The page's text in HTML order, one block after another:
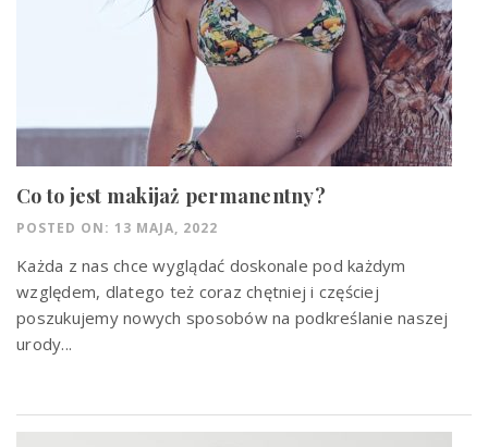
Co to jest makijaż permanentny?
POSTED ON: 13 MAJA, 2022
Każda z nas chce wyglądać doskonale pod każdym
względem, dlatego też coraz chętniej i częściej
poszukujemy nowych sposobów na podkreślanie naszej
urody...